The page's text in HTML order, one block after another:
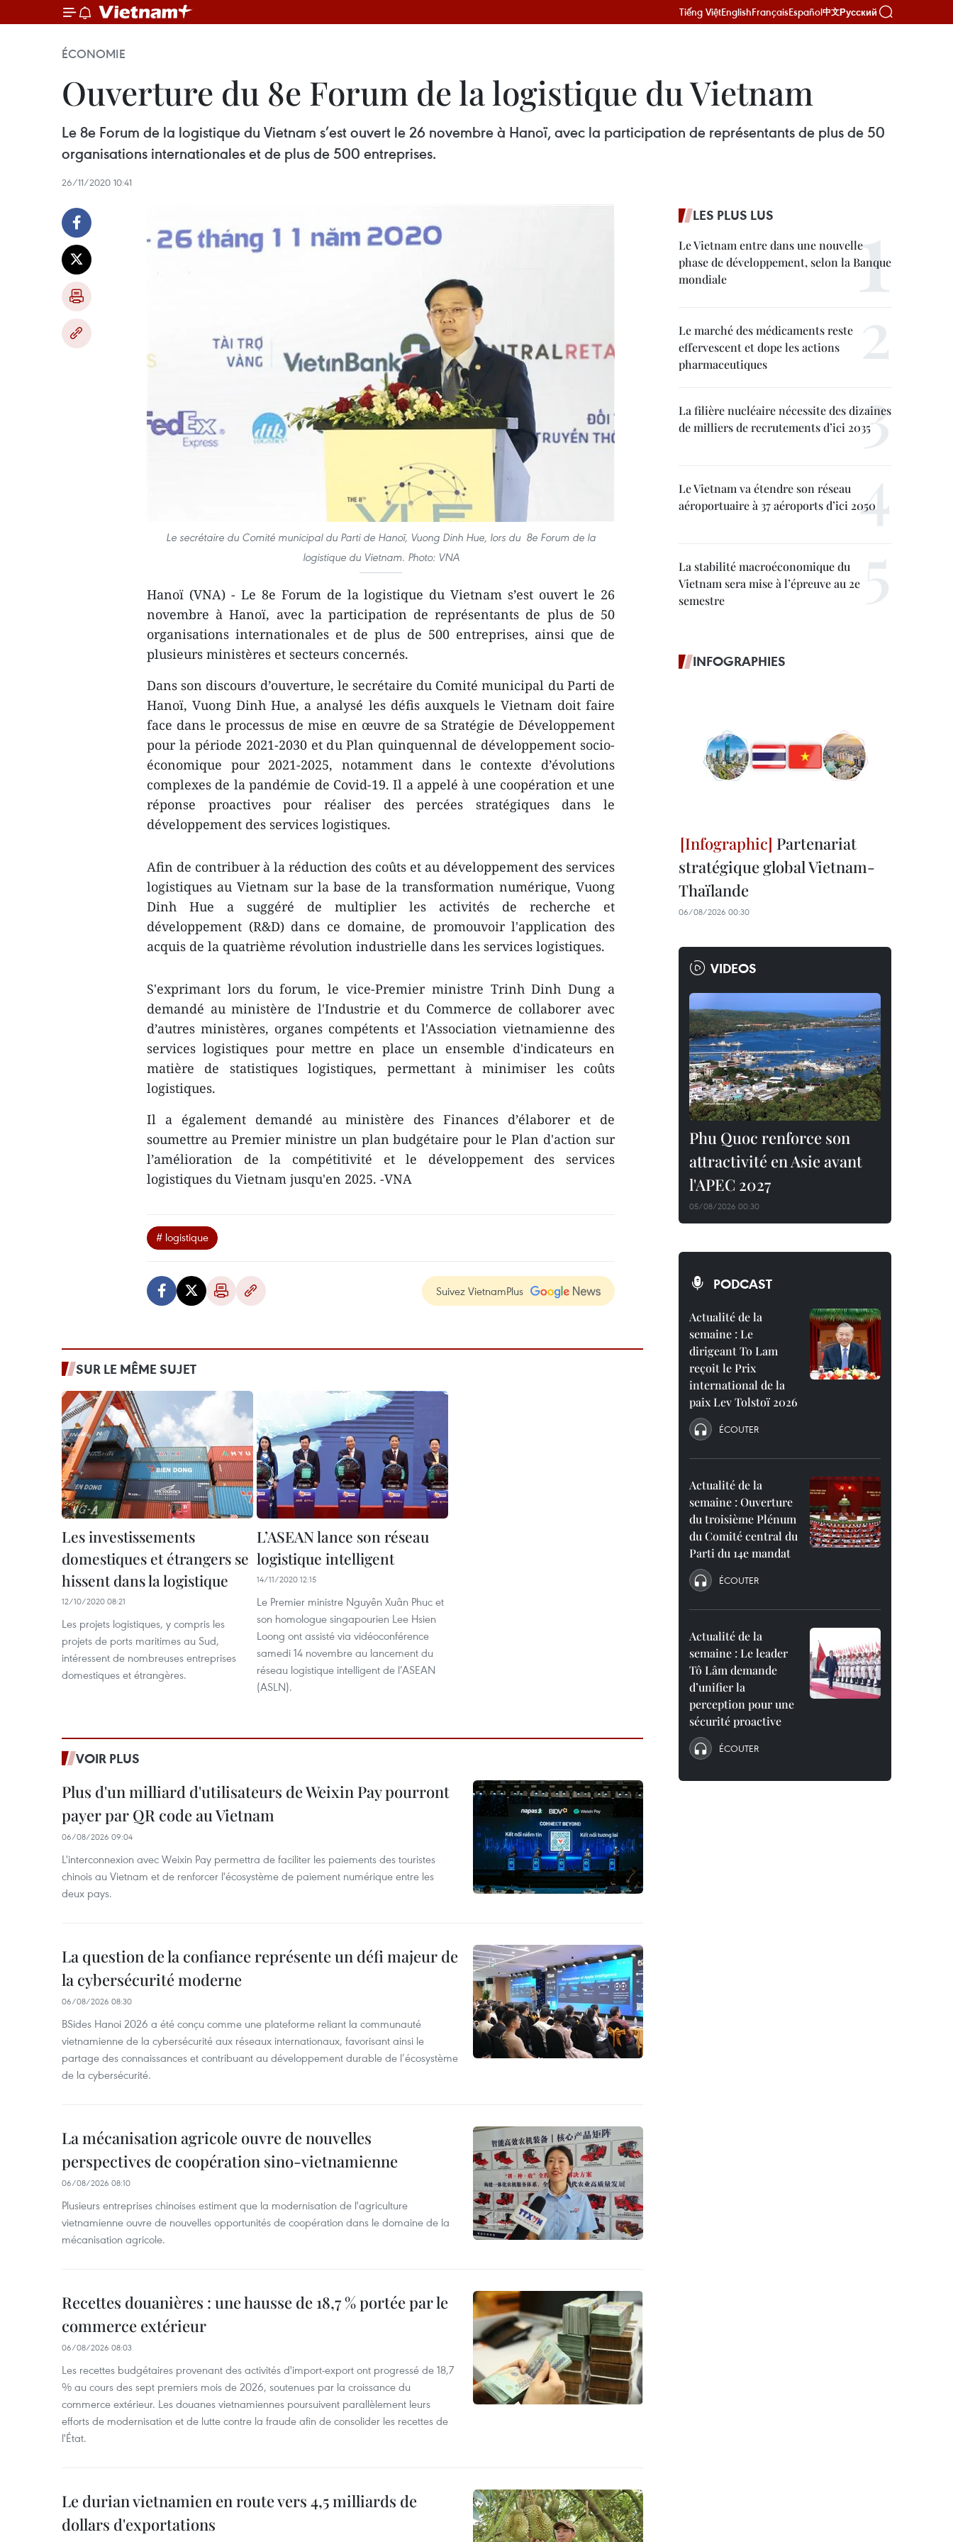
Tiếng ViệtEnglishFrançaisEspañol中文Русский
ÉCONOMIE
Ouverture du 8e Forum de la logistique du Vietnam
Le 8e Forum de la logistique du Vietnam s’est ouvert le 26 novembre à Hanoï, avec la participation de représentants de plus de 50
organisations internationales et de plus de 500 entreprises.
26/11/2020 10:41
Le secrétaire du Comité municipal du Parti de Hanoï, Vuong Dinh Hue, lors du 8e Forum de la
logistique du Vietnam. Photo: VNA
Hanoï (VNA) - Le 8e Forum de la logistique du Vietnam s’est ouvert le 26
novembre à Hanoï, avec la participation de représentants de plus de 50
organisations internationales et de plus de 500 entreprises, ainsi que de
plusieurs ministères et secteurs concernés.
Dans son discours d’ouverture, le secrétaire du Comité municipal du Parti de
Hanoï, Vuong Dinh Hue, a analysé les défis auxquels le Vietnam doit faire
face dans le processus de mise en œuvre de sa Stratégie de Développement
pour la période 2021-2030 et du Plan quinquennal de développement socio-
économique pour 2021-2025, notamment dans le contexte d’évolutions
complexes de la pandémie de Covid-19. Il a appelé à une coopération et une
réponse proactives pour réaliser des percées stratégiques dans le
développement des services logistiques.
Afin de contribuer à la réduction des coûts et au développement des services
logistiques au Vietnam sur la base de la transformation numérique, Vuong
Dinh Hue a suggéré de multiplier les activités de recherche et
développement (R&D) dans ce domaine, de promouvoir l'application des
acquis de la quatrième révolution industrielle dans les services logistiques.
S'exprimant lors du forum, le vice-Premier ministre Trinh Dinh Dung a
demandé au ministère de l'Industrie et du Commerce de collaborer avec
d’autres ministères, organes compétents et l'Association vietnamienne des
services logistiques pour mettre en place un ensemble d'indicateurs en
matière de statistiques logistiques, permettant à minimiser les coûts
logistiques.
Il a également demandé au ministère des Finances d’élaborer et de
soumettre au Premier ministre un plan budgétaire pour le Plan d'action sur
l’amélioration de la compétitivité et le développement des services
logistiques du Vietnam jusqu'en 2025. -VNA
# logistique
Suivez VietnamPlus
SUR LE MÊME SUJET
Les investissements
domestiques et étrangers se
hissent dans la logistique
12/10/2020 08:21
Les projets logistiques, y compris les
projets de ports maritimes au Sud,
intéressent de nombreuses entreprises
domestiques et étrangères.
L’ASEAN lance son réseau
logistique intelligent
14/11/2020 12:15
Le Premier ministre Nguyên Xuân Phuc et
son homologue singapourien Lee Hsien
Loong ont assisté via vidéoconférence
samedi 14 novembre au lancement du
réseau logistique intelligent de l’ASEAN
(ASLN).
VOIR PLUS
Plus d'un milliard d'utilisateurs de Weixin Pay pourront
payer par QR code au Vietnam
06/08/2026 09:04
L'interconnexion avec Weixin Pay permettra de faciliter les paiements des touristes
chinois au Vietnam et de renforcer l'écosystème de paiement numérique entre les
deux pays.
La question de la confiance représente un défi majeur de
la cybersécurité moderne
06/08/2026 08:30
BSides Hanoi 2026 a été conçu comme une plateforme reliant la communauté
vietnamienne de la cybersécurité aux réseaux internationaux, favorisant ainsi le
partage des connaissances et contribuant au développement durable de l’écosystème
de la cybersécurité.
La mécanisation agricole ouvre de nouvelles
perspectives de coopération sino-vietnamienne
06/08/2026 08:10
Plusieurs entreprises chinoises estiment que la modernisation de l'agriculture
vietnamienne ouvre de nouvelles opportunités de coopération dans le domaine de la
mécanisation agricole.
Recettes douanières : une hausse de 18,7 % portée par le
commerce extérieur
06/08/2026 08:03
Les recettes budgétaires provenant des activités d'import-export ont progressé de 18,7
% au cours des sept premiers mois de 2026, soutenues par la croissance du
commerce extérieur. Les douanes vietnamiennes poursuivent parallèlement leurs
efforts de modernisation et de lutte contre la fraude afin de consolider les recettes de
l'État.
Le durian vietnamien en route vers 4,5 milliards de
dollars d'exportations
LES PLUS LUS
Le Vietnam entre dans une nouvelle
phase de développement, selon la Banque
mondiale
Le marché des médicaments reste
effervescent et dope les actions
pharmaceutiques
La filière nucléaire nécessite des dizaines
de milliers de recrutements d’ici 2035
Le Vietnam va étendre son réseau
aéroportuaire à 37 aéroports d’ici 2050
La stabilité macroéconomique du
Vietnam sera mise à l’épreuve au 2e
semestre
INFOGRAPHIES
Partenariat
stratégique global Vietnam-
Thaïlande
06/08/2026 00:30
VIDEOS
Phu Quoc renforce son
attractivité en Asie avant
l'APEC 2027
05/08/2026 00:30
PODCAST
Actualité de la
semaine : Le
dirigeant To Lam
reçoit le Prix
international de la
paix Lev Tolstoï 2026
ÉCOUTER
Actualité de la
semaine : Ouverture
du troisième Plénum
du Comité central du
Parti du 14e mandat
ÉCOUTER
Actualité de la
semaine : Le leader
Tô Lâm demande
d’unifier la
perception pour une
sécurité proactive
ÉCOUTER